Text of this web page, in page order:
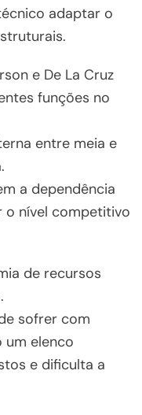
adaptar o
e De La Cruz
funções no
entre meia e
a dependência
o nível competitivo
de recursos
sofrer com
um elenco
e dificulta a